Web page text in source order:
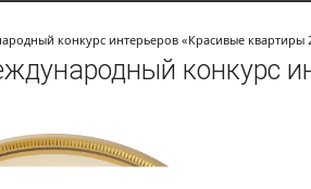
конкурс интерьеров «Красивые квартиры
конкурс